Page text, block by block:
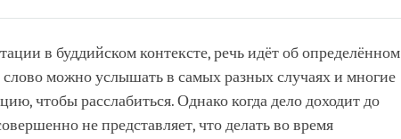
on
facebook
в буддийском контексте, речь идёт об определённом
можно услышать в самых разных случаях и многие
чтобы расслабиться. Однако когда дело доходит до
не представляет, что делать во время